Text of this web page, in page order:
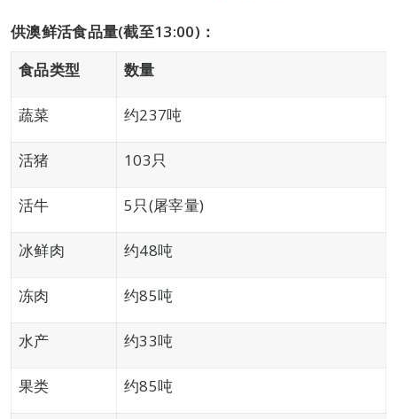
供澳鲜活食品量(截至13:00) ：
食品类型
数量
蔬菜 约237吨
活猪 103只
活牛 5只(屠宰量)
冰鲜肉 约48吨
冻肉 约85吨
水产 约33吨
果类 约85吨